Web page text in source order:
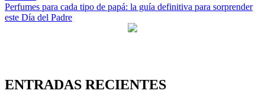
de
entradas
Perfumes para cada tipo de papá: la guía definitiva para sorprender
este Día del Padre
ENTRADAS RECIENTES